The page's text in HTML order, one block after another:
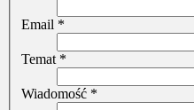
Email *
Temat *
Wiadomość *